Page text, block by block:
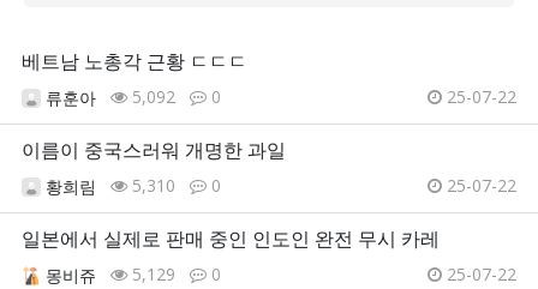
베트남 노총각 근황 ㄷㄷㄷ
류훈아 5,092 0 25-07-22
이름이 중국스러워 개명한 과일
황희림 5,310 0 25-07-22
일본에서 실제로 판매 중인 인도인 완전 무시 카레
몽비쥬 5,129 0 25-07-22